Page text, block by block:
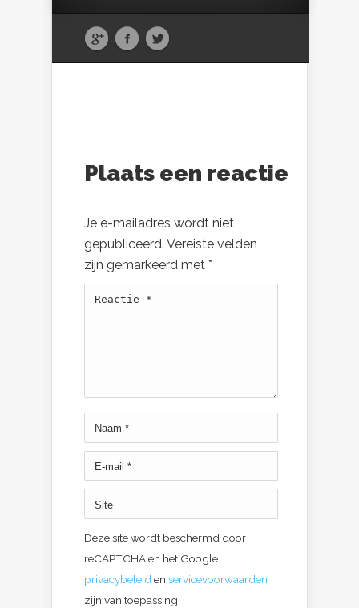
Plaats een reactie
Je e-mailadres wordt niet
gepubliceerd. Vereiste velden
zijn gemarkeerd met *
Deze site wordt beschermd door
reCAPTCHA en het Google
privacybeleid en servicevoorwaarden
zijn van toepassing.